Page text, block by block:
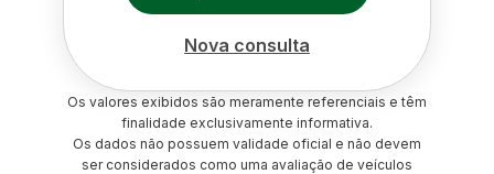
Nova consulta
Os valores exibidos são meramente referenciais e têm
finalidade exclusivamente informativa.
Os dados não possuem validade oficial e não devem
ser considerados como uma avaliação de veículos